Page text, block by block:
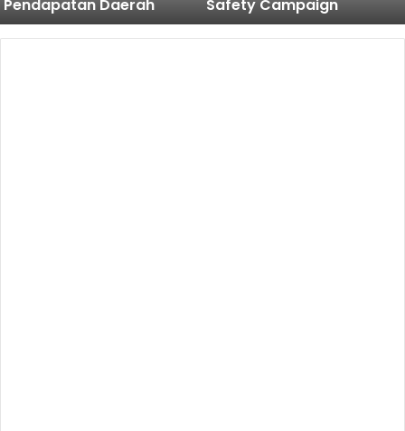
Kilang
Plaju
Tanamkan
Safety Campaign